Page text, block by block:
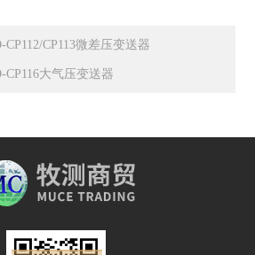
CP113微差压变送器
CP116大气压变送器